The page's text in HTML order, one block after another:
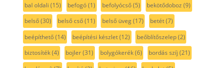
bal oldali (15) befogó(1) befolyócső(5) bekötődoboz (9)
belső(30) belső cső(11) belső üveg(17) betét(7)
beépíthető(14) beépítési készlet(12) beőblítőszelep(2)
biztosíték(4) bojler(31) bolygókerék(6) bordás szíj (21)